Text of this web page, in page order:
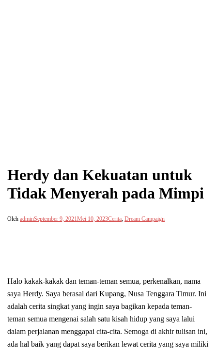
Herdy dan Kekuatan untuk
Tidak Menyerah pada Mimpi
Oleh adminSeptember 9, 2021Mei 10, 2023Cerita, Dream Campaign
Halo kakak-kakak dan teman-teman semua, perkenalkan, nama
saya Herdy. Saya berasal dari Kupang, Nusa Tenggara Timur. Ini
adalah cerita singkat yang ingin saya bagikan kepada teman-
teman semua mengenai salah satu kisah hidup yang saya lalui
dalam perjalanan menggapai cita-cita. Semoga di akhir tulisan ini,
ada hal baik yang dapat saya berikan lewat cerita yang saya miliki